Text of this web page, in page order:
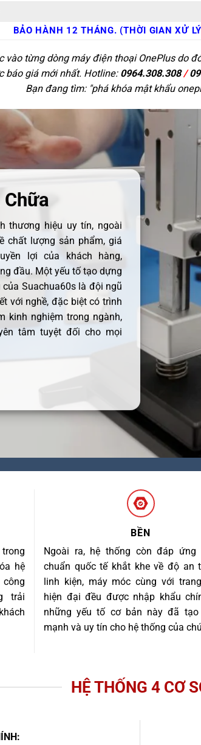
BẢO HÀNH 12 THÁNG. (THỜI GIAN XỬ
từng dòng máy điện thoại OnePlus do
báo giá mới nhất. Hotline: 0964.308.308/
Bạn đang tìm: "phá khóa mật khẩu
thương hiệu uy tín, ngoài
chất lượng sản phẩm, giá
lợi của khách hàng,
đầu. Một yếu tố tạo dựng
Suachua60s là đội ngũ
với nghề, đặc biệt có trình
kinh nghiệm trong ngành,
tâm tuyệt đối cho mọi
hệ
trải
BỀN
Ngoài ra, hệ thống còn đáp ứng
chuẩn quốc tế khắt khe về độ an
linh kiện, máy móc cùng với
hiện đại đều được nhập khẩu
những yếu tố cơ bản này đã tạo
mạnh và uy tín cho hệ thống của
HỆ THỐNG 4 CƠ